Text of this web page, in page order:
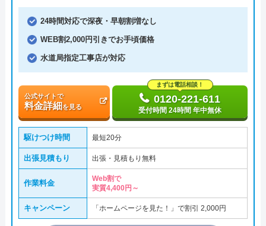
24時間対応で深夜・早朝割増なし
WEB割2,000円引きでお手頃価格
水道局指定工事店が対応
公式サイトで
料金詳細を見る
まずは電話相談！
0120-221-611
受付時間 24時間 年中無休
駆けつけ時間 最短20分
出張見積もり 出張・見積もり無料
作業料金
Web割で
実質4,400円～
キャンペーン 「ホームページを見た！」で割引 2,000円